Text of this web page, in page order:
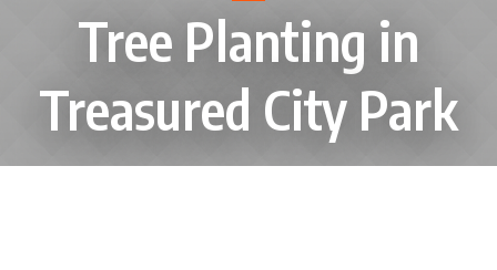
Tree Planting in
Treasured City Park